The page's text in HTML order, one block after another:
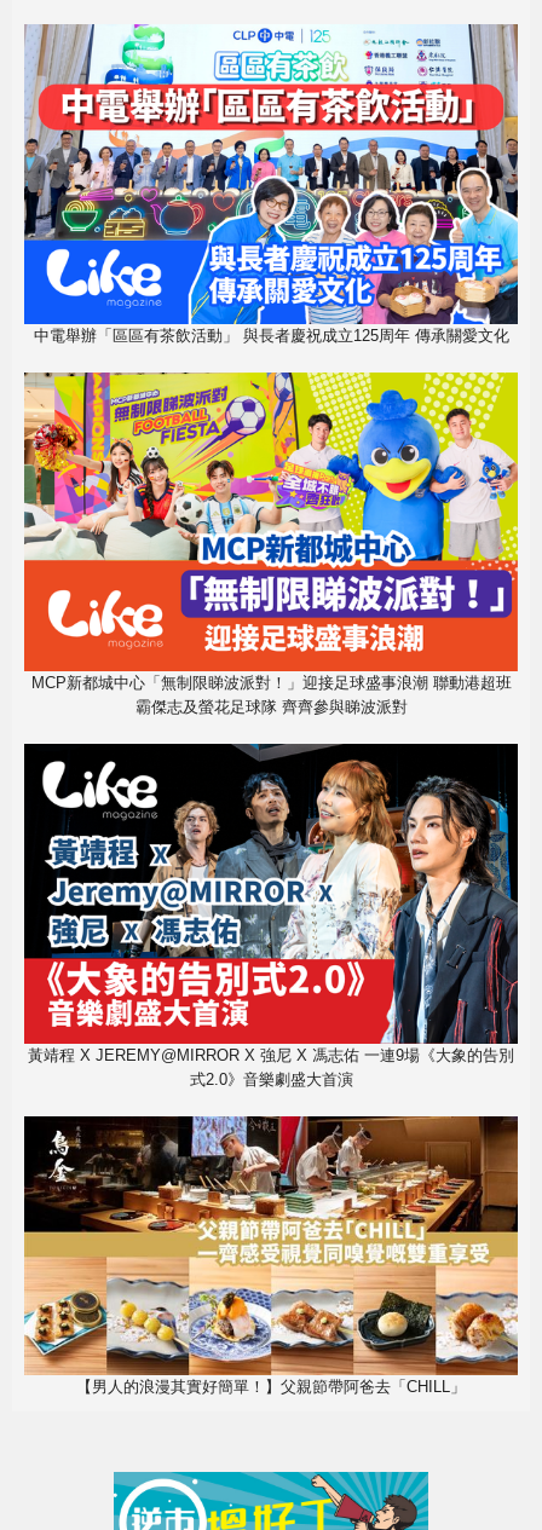
中電舉辦「區區有茶飲活動」 與長者慶祝成立125周年 傳承關愛文化
MCP新都城中心「無制限睇波派對！」迎接足球盛事浪潮 聯動港超班
霸傑志及螢花足球隊 齊齊參與睇波派對
黃靖程 X JEREMY@MIRROR X 強尼 X 馮志佑 一連9場《大象的告別
式2.0》音樂劇盛大首演
【男人的浪漫其實好簡單！】父親節帶阿爸去「CHILL」